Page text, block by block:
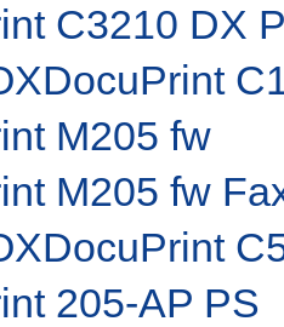
C3210 DX
M205 fw
M205 fw
205-AP PS